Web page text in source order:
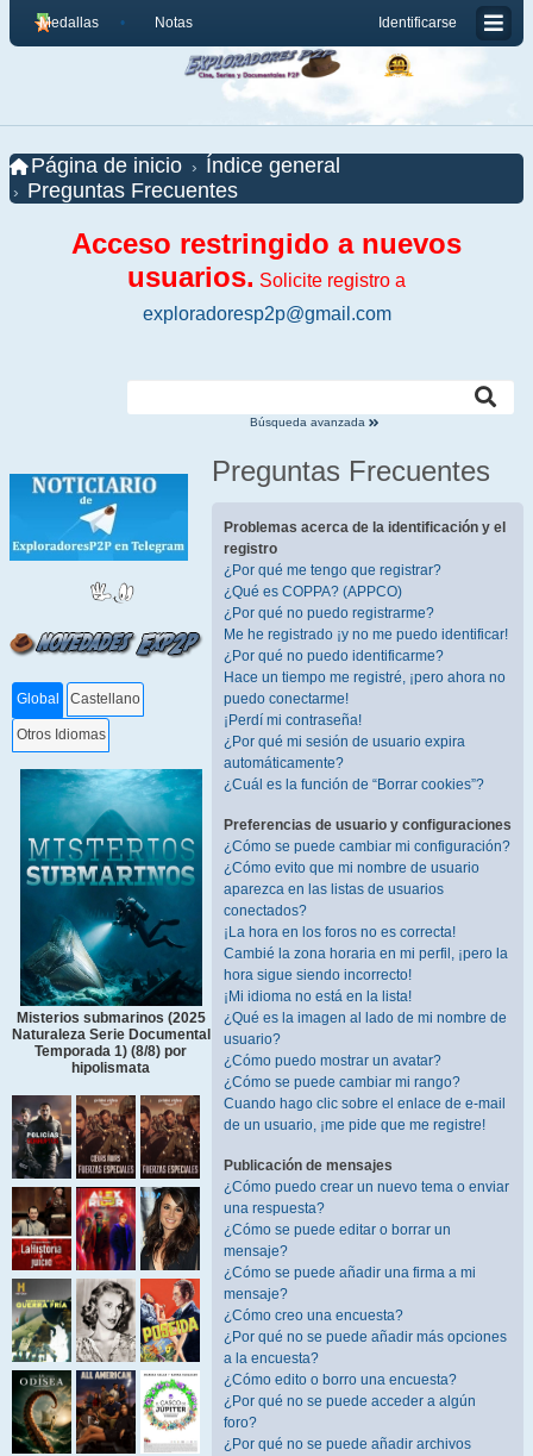
Identificarse
Medallas Notas
Página de inicio
Índice general
Preguntas Frecuentes
Acceso restringido a nuevos
usuarios. Solicite registro a
exploradoresp2p@gmail.com
Búsqueda avanzada
Global Castellano
Otros Idiomas
Misterios submarinos (2025
Naturaleza Serie Documental
Temporada 1) (8/8) por
hipolismata
Preguntas Frecuentes
Problemas acerca de la identificación y el
registro
¿Por qué me tengo que registrar?
¿Qué es COPPA? (APPCO)
¿Por qué no puedo registrarme?
Me he registrado ¡y no me puedo identificar!
¿Por qué no puedo identificarme?
Hace un tiempo me registré, ¡pero ahora no
puedo conectarme!
¡Perdí mi contraseña!
¿Por qué mi sesión de usuario expira
automáticamente?
¿Cuál es la función de “Borrar cookies”?
Preferencias de usuario y configuraciones
¿Cómo se puede cambiar mi configuración?
¿Cómo evito que mi nombre de usuario
aparezca en las listas de usuarios
conectados?
¡La hora en los foros no es correcta!
Cambié la zona horaria en mi perfil, ¡pero la
hora sigue siendo incorrecto!
¡Mi idioma no está en la lista!
¿Qué es la imagen al lado de mi nombre de
usuario?
¿Cómo puedo mostrar un avatar?
¿Cómo se puede cambiar mi rango?
Cuando hago clic sobre el enlace de e-mail
de un usuario, ¡me pide que me registre!
Publicación de mensajes
¿Cómo puedo crear un nuevo tema o enviar
una respuesta?
¿Cómo se puede editar o borrar un
mensaje?
¿Cómo se puede añadir una firma a mi
mensaje?
¿Cómo creo una encuesta?
¿Por qué no se puede añadir más opciones
a la encuesta?
¿Cómo edito o borro una encuesta?
¿Por qué no se puede acceder a algún
foro?
¿Por qué no se puede añadir archivos